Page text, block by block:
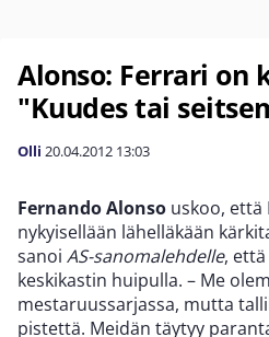
Alonso: Ferrari on
"Kuudes tai
Olli 20.04.2012 13:03
Fernando Alonso uskoo, että
nykyisellään lähelläkään
sanoi AS-sanomalehdelle, että
keskikastin huipulla. – Me
mestaruussarjassa, mutta
pistettä. Meidän täytyy